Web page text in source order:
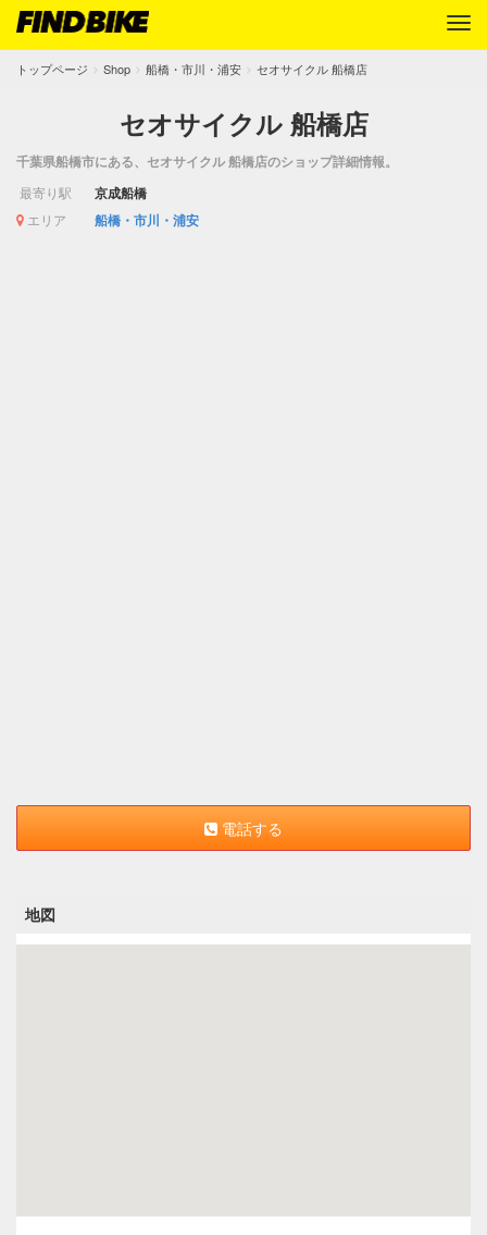
トップページ Shop 船橋・市川・浦安 セオサイクル 船橋店
セオサイクル 船橋店
千葉県船橋市にある、セオサイクル 船橋店のショップ詳細情報。
最寄り駅 京成船橋
エリア 船橋・市川・浦安
電話する
地図